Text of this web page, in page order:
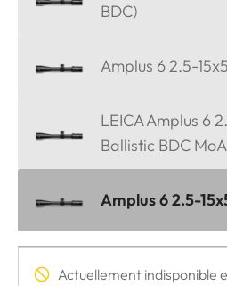
BDC)
Amplus 6 2.5-
LEICA Amplus 6
Ballistic BDC MoA
Amplus 6 2.5-
Actuellement indisponible